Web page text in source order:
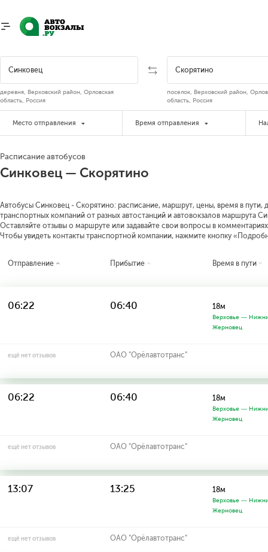
деревня, Верховский район, Орловская
область, Россия
поселок, Верховский район,
область, Россия
Место отправления Время отправления
Расписание автобусов
Синковец — Скорятино
Автобусы Синковец - Скорятино: расписание, маршрут, цены, время в пути,
транспортных компаний от разных автостанций и автовокзалов маршрута
Оставляйте отзывы о маршруте или задавайте свои вопросы в
Чтобы увидеть контакты транспортной компании, нажмите кнопку
Отправление Прибытие Время в пути
06:22 06:40 18м
Верховье —
Жерновец
ещё нет отзывов ОАО "Орёлавтотранс"
06:22 06:40 18м
Верховье —
Жерновец
ещё нет отзывов ОАО "Орёлавтотранс"
13:07 13:25 18м
Верховье —
Жерновец
ещё нет отзывов ОАО "Орёлавтотранс"